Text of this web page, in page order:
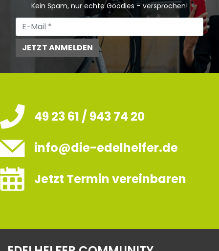
Kein Spam, nur echte Goodies – versprochen!
JETZT ANMELDEN
49 23 61 / 943 74 20
info@die-edelhelfer.de
Jetzt Termin vereinbaren